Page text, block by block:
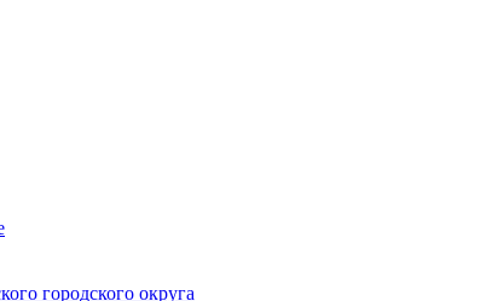
городского округа